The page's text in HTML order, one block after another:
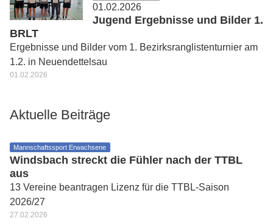
01.02.2026
Jugend Ergebnisse und Bilder 1.
BRLT
Ergebnisse und Bilder vom 1. Bezirksranglistenturnier am
1.2. in Neuendettelsau
01.02.2026
Aktuelle Beiträge
Mannschaftssport Erwachsene
Windsbach streckt die Fühler nach der TTBL
aus
13 Vereine beantragen Lizenz für die TTBL-Saison
2026/27
27.02.2026